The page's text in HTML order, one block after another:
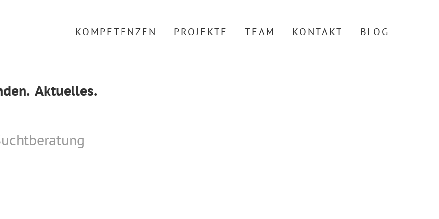
KOMPETENZEN PROJEKTE TEAM KONTAKT BLOG
Aktuelles.